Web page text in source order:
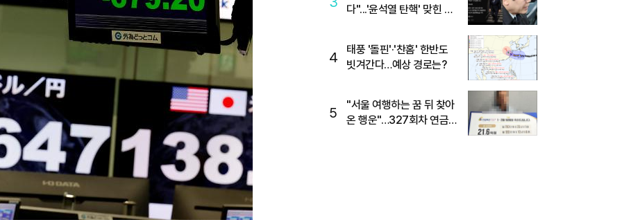
다"...'윤석열 탄핵' 맞힌 무
4
태풍 '돌핀'·'찬홈' 한반도
빗겨간다…예상 경로는?
5
"서울 여행하는 꿈 뒤 찾아
온 행운"…327회차 연금